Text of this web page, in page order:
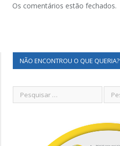
Os comentários estão fechados.
NÃO ENCONTROU O QUE QUERIA?